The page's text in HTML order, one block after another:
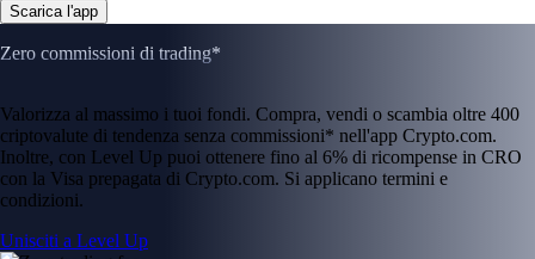
Scarica l'app
Zero commissioni di trading*
Valorizza al massimo i tuoi fondi. Compra, vendi o scambia oltre 400
criptovalute di tendenza senza commissioni* nell'app Crypto.com.
Inoltre, con Level Up puoi ottenere fino al 6% di ricompense in CRO
con la Visa prepagata di Crypto.com. Si applicano termini e
condizioni.
Unisciti a Level Up